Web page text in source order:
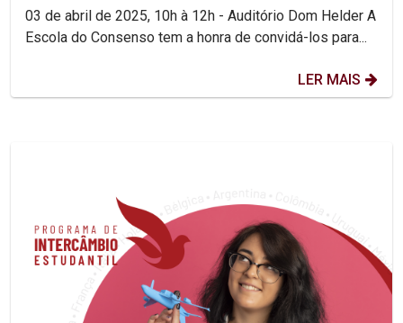
03 de abril de 2025, 10h à 12h - Auditório Dom Helder A
Escola do Consenso tem a honra de convidá-los para...
LER MAIS